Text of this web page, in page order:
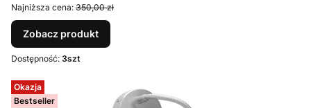
Najniższa cena: 350,00 zł
Zobacz produkt
Dostępność: 3szt
Okazja
Bestseller